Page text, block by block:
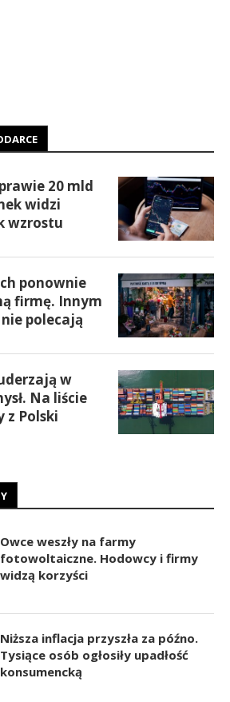
20 mld
widzi
wzrostu
ponownie
firmę. Innym
polecają
w
Na liście
z Polski
Owce weszły na farmy
fotowoltaiczne. Hodowcy i firmy
widzą korzyści
Niższa inflacja przyszła za późno.
Tysiące osób ogłosiły upadłość
konsumencką